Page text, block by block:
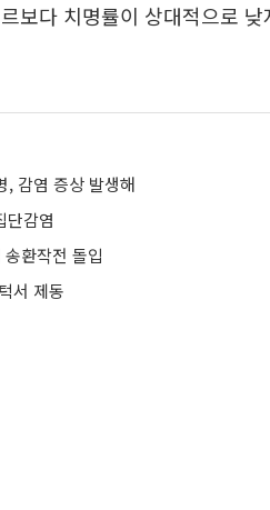
보다 치명률이 상대적으로 낮
, 감염 증상 발생해
감염
환작전 돌입
서 제동